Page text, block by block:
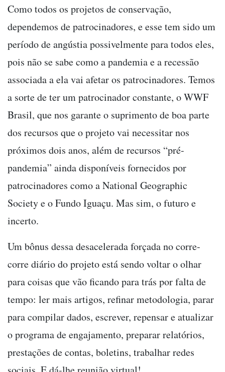
Como todos os projetos de conservação,
dependemos de patrocinadores, e esse tem sido um
período de angústia possivelmente para todos eles,
pois não se sabe como a pandemia e a recessão
associada a ela vai afetar os patrocinadores. Temos
a sorte de ter um patrocinador constante, o WWF
Brasil, que nos garante o suprimento de boa parte
dos recursos que o projeto vai necessitar nos
próximos dois anos, além de recursos “pré-
pandemia” ainda disponíveis fornecidos por
patrocinadores como a National Geographic
Society e o Fundo Iguaçu. Mas sim, o futuro e
incerto.
Um bônus dessa desacelerada forçada no corre-
corre diário do projeto está sendo voltar o olhar
para coisas que vão ficando para trás por falta de
tempo: ler mais artigos, refinar metodologia, parar
para compilar dados, escrever, repensar e atualizar
o programa de engajamento, preparar relatórios,
prestações de contas, boletins, trabalhar redes